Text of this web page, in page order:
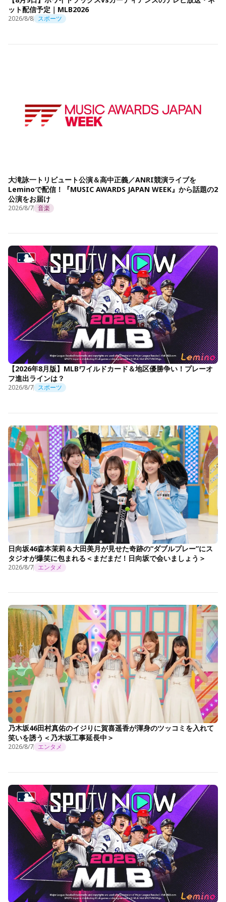
ット配信予定｜MLB2026
2026/8/8 スポーツ
大滝詠一トリビュート公演＆高中正義／ANRI競演ライブを
Leminoで配信！『MUSIC AWARDS JAPAN WEEK』から話題の2
公演をお届け
2026/8/7 音楽
【2026年8月版】MLBワイルドカード＆地区優勝争い！プレーオ
フ進出ラインは？
2026/8/7 スポーツ
日向坂46森本茉莉＆大田美月が見せた奇跡の“ダブルプレー”にス
タジオが爆笑に包まれる＜まだまだ！日向坂で会いましょう＞
2026/8/7 エンタメ
乃木坂46田村真佑のイジりに賀喜遥香が渾身のツッコミを入れて
笑いを誘う＜乃木坂工事延長中＞
2026/8/7 エンタメ